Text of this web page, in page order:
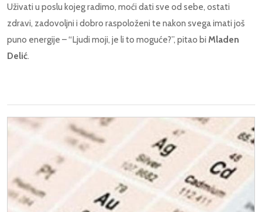
Uživati u poslu kojeg radimo, moći dati sve od sebe, ostati
zdravi, zadovoljni i dobro raspoloženi te nakon svega imati još
puno energije – “Ljudi moji, je li to moguće?”, pitao bi Mladen
Delić.